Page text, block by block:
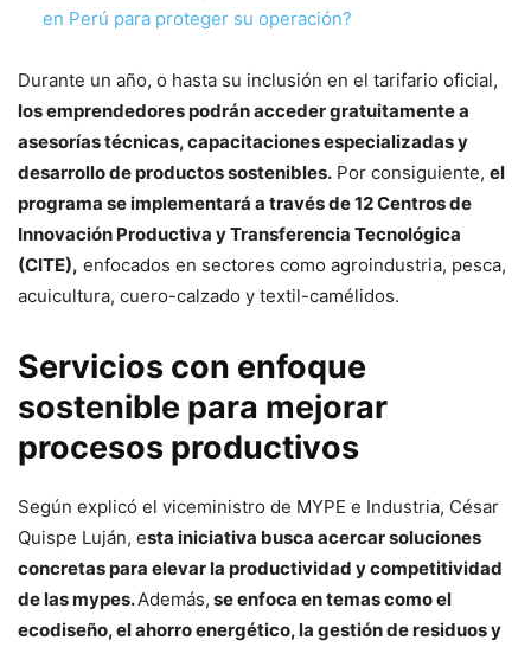
en Perú para proteger su operación?
Durante un año, o hasta su inclusión en el tarifario oficial,
los emprendedores podrán acceder gratuitamente a
asesorías técnicas, capacitaciones especializadas y
desarrollo de productos sostenibles. Por consiguiente, el
programa se implementará a través de 12 Centros de
Innovación Productiva y Transferencia Tecnológica
(CITE), enfocados en sectores como agroindustria, pesca,
acuicultura, cuero-calzado y textil-camélidos.
Servicios con enfoque
sostenible para mejorar
procesos productivos
Según explicó el viceministro de MYPE e Industria, César
Quispe Luján, esta iniciativa busca acercar soluciones
concretas para elevar la productividad y competitividad
de las mypes.Además, se enfoca en temas como el
ecodiseño, el ahorro energético, la gestión de residuos y